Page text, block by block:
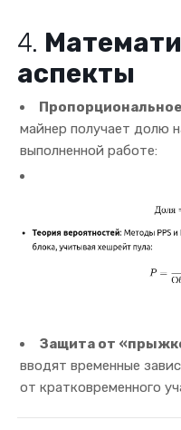
4.
аспекты
майнер получает долю
выполненной работе:
Защита от
вводят временные
от кратковременного